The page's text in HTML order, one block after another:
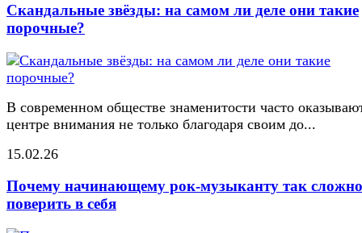
Скандальные звёзды: на самом ли деле они такие
порочные?
В современном обществе знаменитости часто
центре внимания не только благодаря своим до...
15.02.26
Почему начинающему рок-музыканту так сложно
поверить в себя